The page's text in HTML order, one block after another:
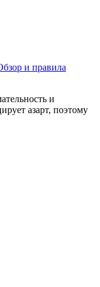
и правила
и
азарт, поэтому